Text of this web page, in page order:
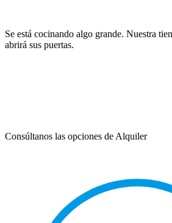
Se está cocinando algo grande. Nuestra
abrirá sus puertas.
Consúltanos las opciones de Alquiler